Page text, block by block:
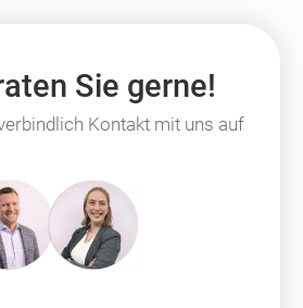
Sie gerne!
Kontakt mit uns auf